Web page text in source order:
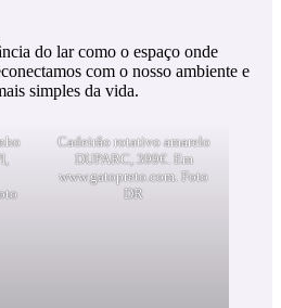
do lar como o espaço onde
com o nosso ambiente e
simples da vida.
Cadeirão rotativo amarelo
DUPARC, 399€. Em
www.gatopreto.com. Foto
DR